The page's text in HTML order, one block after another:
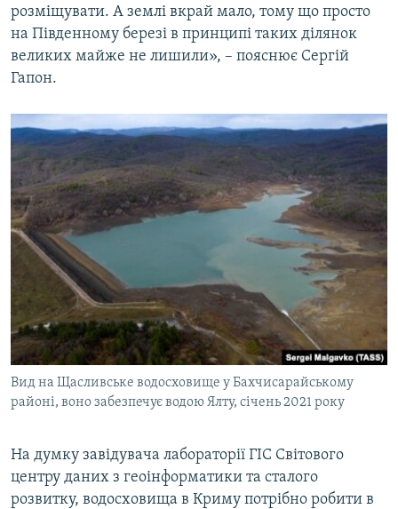
розміщувати. А землі вкрай мало, тому що просто
на Південному березі в принципі таких ділянок
великих майже не лишили», – пояснює Сергій
Гапон.
Вид на Щасливське водосховище у Бахчисарайському
районі, воно забезпечує водою Ялту, січень 2021 року
На думку завідувача лабораторії ГІС Світового
центру даних з геоінформатики та сталого
розвитку, водосховища в Криму потрібно робити в